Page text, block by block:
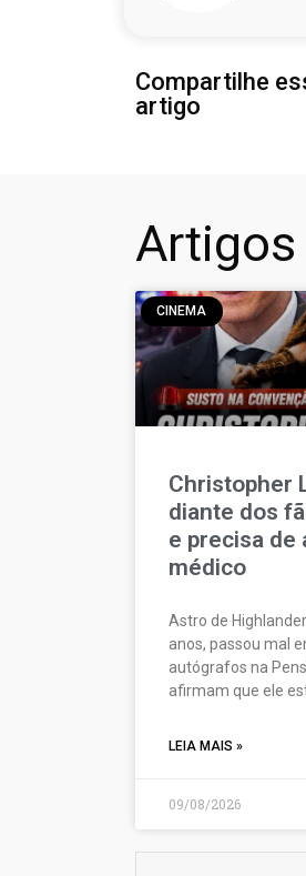
Compartilhe
artigo
Artigos
CINEMA
Christopher
diante dos
e precisa de
médico
Astro de
anos, passou mal
autógrafos na
afirmam que ele
LEIA MAIS »
09/08/2026